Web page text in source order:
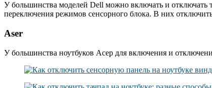
У большинства моделей Dell можно включать и отключать
переключения режимов сенсорного блока. В них
Аser
У большинства ноутбуков Асер для включения и